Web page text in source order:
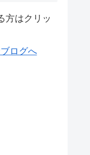
方はクリッ